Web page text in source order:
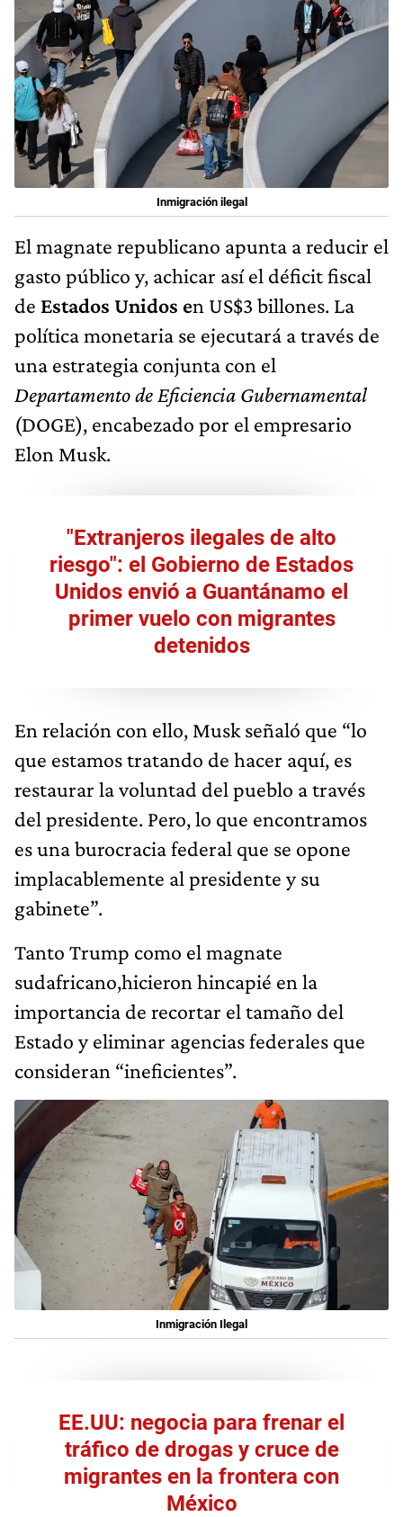
Inmigración ilegal
El magnate republicano apunta a reducir el
gasto público y, achicar así el déficit fiscal
de Estados Unidos en US$3 billones. La
política monetaria se ejecutará a través de
una estrategia conjunta con el
Departamento de Eficiencia Gubernamental
(DOGE), encabezado por el empresario
Elon Musk.
"Extranjeros ilegales de alto
riesgo": el Gobierno de Estados
Unidos envió a Guantánamo el
primer vuelo con migrantes
detenidos
En relación con ello, Musk señaló que “lo
que estamos tratando de hacer aquí, es
restaurar la voluntad del pueblo a través
del presidente. Pero, lo que encontramos
es una burocracia federal que se opone
implacablemente al presidente y su
gabinete”.
Tanto Trump como el magnate
sudafricano,hicieron hincapié en la
importancia de recortar el tamaño del
Estado y eliminar agencias federales que
consideran “ineficientes”.
Inmigración Ilegal
EE.UU: negocia para frenar el
tráfico de drogas y cruce de
migrantes en la frontera con
México